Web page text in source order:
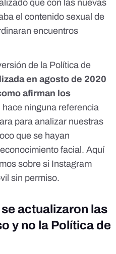
que con las nuevas
el contenido sexual de
encuentros
de la Política de
en agosto de 2020
afirman los
hace ninguna referencia
para analizar nuestras
que se hayan
facial. Aquí
sobre si Instagram
sin permiso.
actualizaron las
y no la Política de